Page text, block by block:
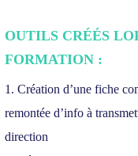
OUTILS CRÉÉS
FORMATION :
1. Création d’une fiche
remontée d’info à
direction